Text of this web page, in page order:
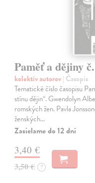
Paměť a dějiny
kolektív autorov| Časopis
Tematické číslo časopisu
stínu dějin“. Gwendolyn
romských žen. Pavla
ženských…
Zasielame do 12 dní
3,40 €
3,50 € ?